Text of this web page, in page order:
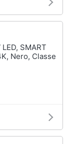
SMART
Nero, Classe